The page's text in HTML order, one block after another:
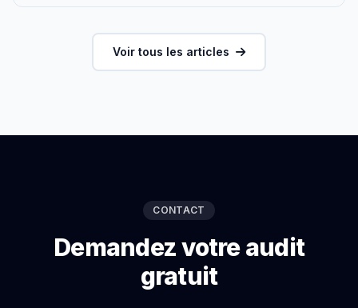
Voir tous les articles
CONTACT
Demandez votre audit
gratuit